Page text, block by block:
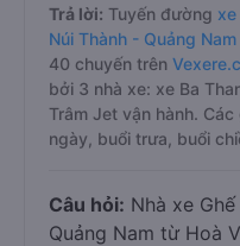
Trả lời: Tuyến đường
Núi Thành - Quảng Nam
40 chuyến trên
bởi 3 nhà xe: xe Ba
Trâm Jet vận hành.
ngày, buổi trưa, buổi
Câu hỏi: Nhà xe
Quảng Nam từ Hoà